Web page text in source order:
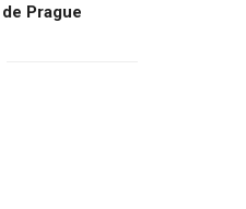
Prague